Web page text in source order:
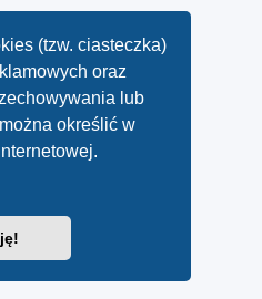
(tzw. ciasteczka)
oraz
lub
określić w